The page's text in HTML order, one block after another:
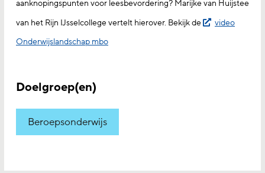
aanknopingspunten voor leesbevordering? Marijke van Huijstee
van het Rijn IJsselcollege vertelt hierover. Bekijk de
video
Onderwijslandschap mbo
Doelgroep(en)
Beroepsonderwijs